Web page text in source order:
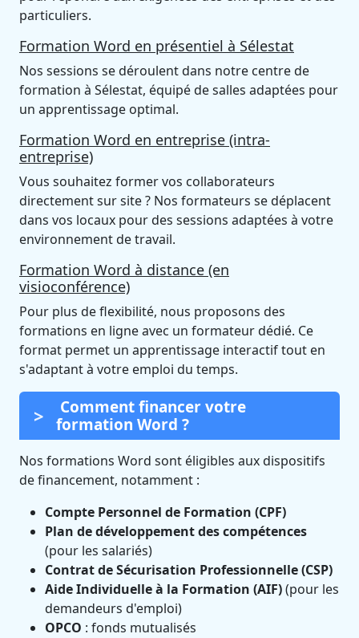
particuliers.
Formation Word en présentiel à Sélestat
Nos sessions se déroulent dans notre centre de
formation à Sélestat, équipé de salles adaptées pour
un apprentissage optimal.
Formation Word en entreprise (intra-
entreprise)
Vous souhaitez former vos collaborateurs
directement sur site ? Nos formateurs se déplacent
dans vos locaux pour des sessions adaptées à votre
environnement de travail.
Formation Word à distance (en
visioconférence)
Pour plus de flexibilité, nous proposons des
formations en ligne avec un formateur dédié. Ce
format permet un apprentissage interactif tout en
s'adaptant à votre emploi du temps.
Comment financer votre
formation Word ?
Nos formations Word sont éligibles aux dispositifs
de financement, notamment :
Compte Personnel de Formation (CPF)
Plan de développement des compétences
(pour les salariés)
Contrat de Sécurisation Professionnelle (CSP)
Aide Individuelle à la Formation (AIF)(pour les
demandeurs d'emploi)
OPCO : fonds mutualisés